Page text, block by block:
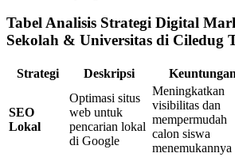
Tabel Analisis Strategi Digital
Sekolah & Universitas di Ciledug
Strategi Deskripsi Keuntungan
SEO
Lokal
Optimasi situs
web untuk
pencarian lokal
di Google
Meningkatkan
visibilitas dan
mempermudah
calon siswa
menemukannya